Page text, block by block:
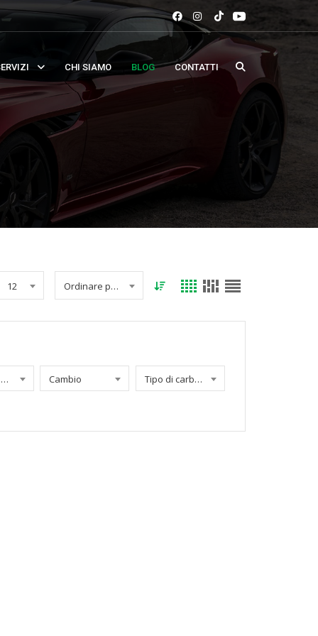
CHI SIAMO BLOG CONTATTI
12 Ordinare per data
Chilometraggio Cambio Tipo di carburante